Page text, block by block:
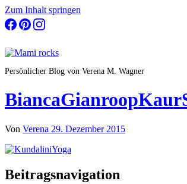
Zum Inhalt springen
Persönlicher Blog von Verena M. Wagner
Von Verena 29. Dezember 2015
Beitragsnavigation